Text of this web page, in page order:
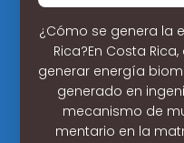
¿Cómo se genera la
Rica?En Costa
generar energía
generado en
mecanismo de
mentario en la